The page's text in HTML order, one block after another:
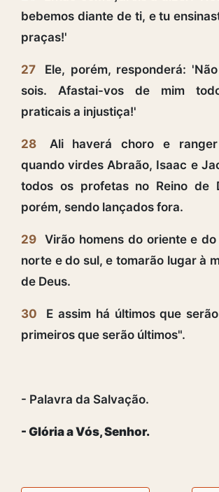
bebemos diante de ti, e tu
praças!'
27
Ele, porém, responderá:
sois. Afastai-vos de mim
praticais a injustiça!'
28
Ali haverá choro e
quando virdes Abraão, Isaac e
todos os profetas no Reino de
porém, sendo lançados fora.
29 Virão homens do oriente e
norte e do sul, e tomarão lugar à
de Deus.
30
E assim há últimos que
primeiros que serão últimos".
- Palavra da Salvação.
- Glória a Vós, Senhor.